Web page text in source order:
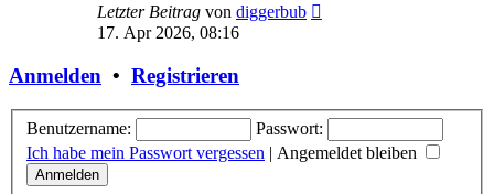
Letzter Beitrag von diggerbub
17. Apr 2026, 08:16
Anmelden • Registrieren
Benutzername:
Passwort:
Ich habe mein Passwort vergessen | Angemeldet bleiben